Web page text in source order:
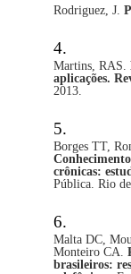
Rodriguez, J.
Martins, RAS.
aplicações.
2013.
Borges TT,
crônicas:
Pública. Rio
Malta DC,
Monteiro CA.
brasileiros: